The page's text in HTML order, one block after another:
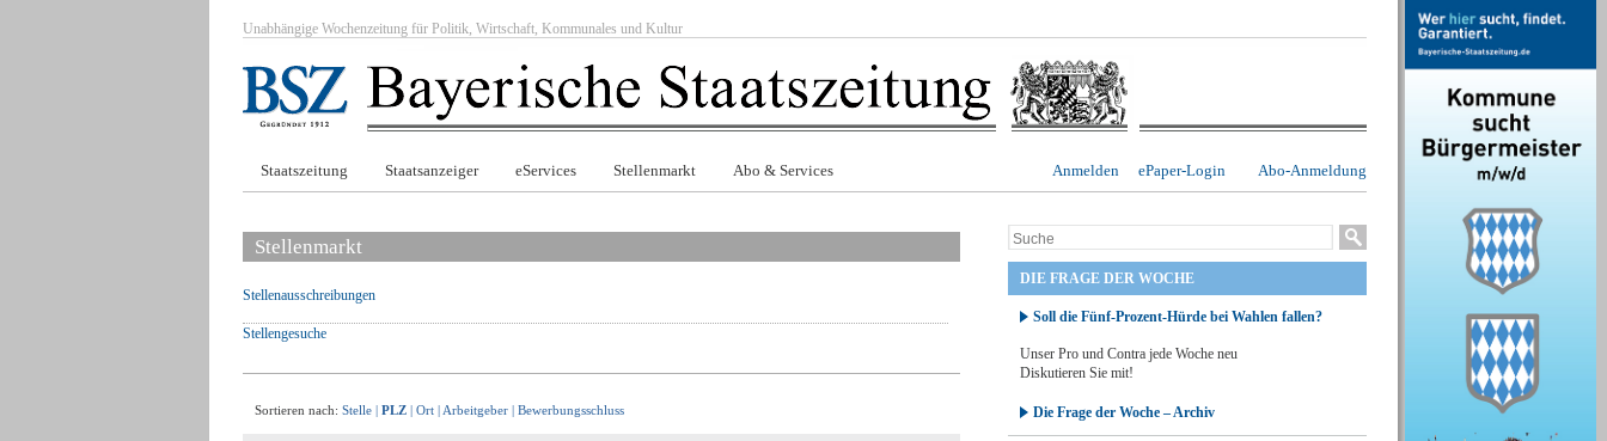
Unabhängige Wochenzeitung für Politik, Wirtschaft, Kommunales und Kultur
Abo-Anmeldung
ePaper-Login
Anmelden
Staatszeitung Staatsanzeiger eServices Stellenmarkt Abo & Services
Stellenmarkt
Stellenausschreibungen
Stellengesuche
Sortieren nach: Stelle | PLZ | Ort | Arbeitgeber | Bewerbungsschluss
DIE FRAGE DER WOCHE
Soll die Fünf-Prozent-Hürde bei Wahlen fallen?
Unser Pro und Contra jede Woche neu
Diskutieren Sie mit!
Die Frage der Woche – Archiv